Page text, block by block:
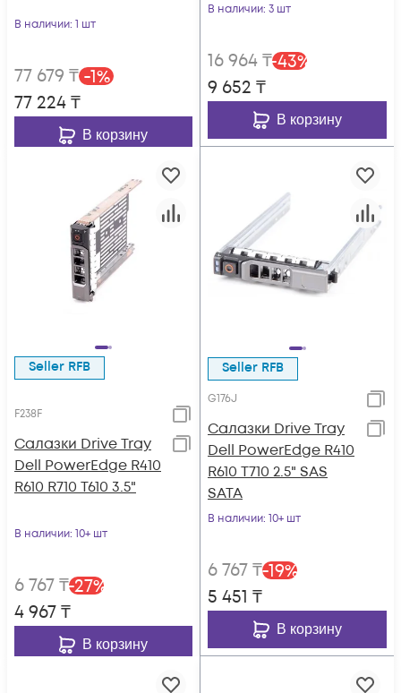
В наличии: 1 шт
77 679 ₸-1%
77 224₸
В корзину
В наличии: 3 шт
16 964₸-43%
9 652 ₸
В корзину
Seller RFB
F238F
Салазки Drive Tray
Dell PowerEdge R410
R610 R710 T610 3.5"
В наличии: 10+ шт
6 767₸-27%
4 967₸
В корзину
Seller RFB
G176J
Салазки Drive Tray
Dell PowerEdge R410
R610 T710 2.5" SAS
SATA
В наличии: 10+ шт
6 767₸-19%
5 451 ₸
В корзину